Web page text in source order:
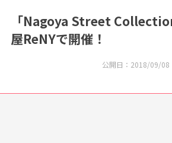
「Nagoya Street
屋ReNYで開催！
公開日： 2018/09/08